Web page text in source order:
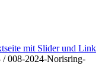
mit Slider und Link
/ 008-2024-Norisring-